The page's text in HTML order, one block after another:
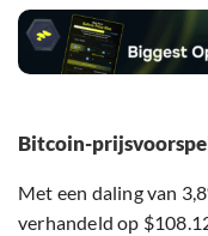
Bitcoin-
Met een daling van
verhandeld op